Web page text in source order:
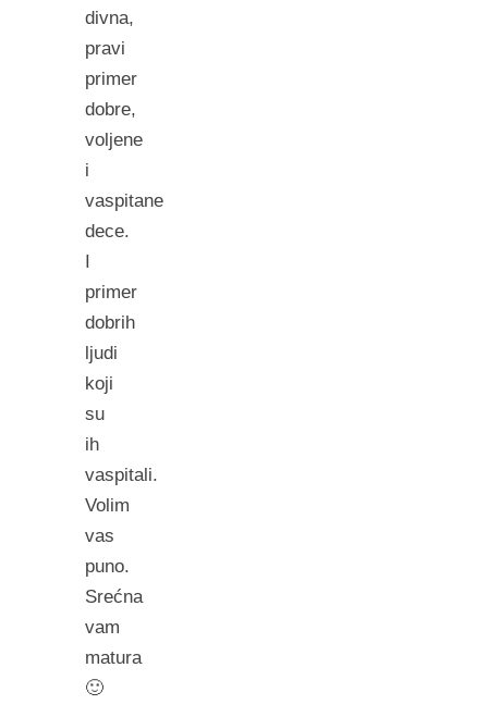
divna,
pravi
primer
dobre,
voljene
i
vaspitane
dece.
I
primer
dobrih
ljudi
koji
su
ih
vaspitali.
Volim
vas
puno.
Srećna
vam
matura
🙂